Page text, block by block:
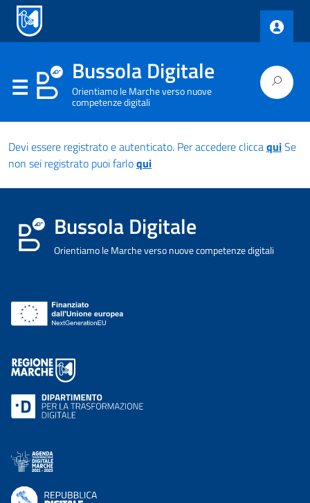
Bussola Digitale
Orientiamo le Marche verso nuove
competenze digitali
Devi essere registrato e autenticato. Per accedere cliccaquiSe
non sei registrato puoi farloqui
Bussola Digitale
Orientiamo le Marche verso nuove competenze digitali